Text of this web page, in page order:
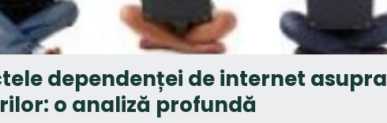
dependenței de internet asupra
o analiză profundă